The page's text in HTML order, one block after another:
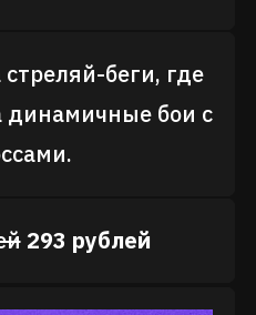
беги, где
динамичные бои с
293 рублей